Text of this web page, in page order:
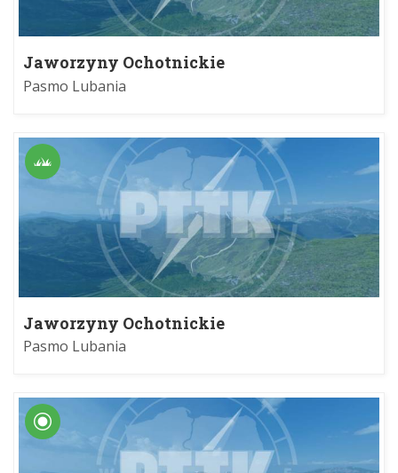
Jaworzyny Ochotnickie
Pasmo Lubania
Jaworzyny Ochotnickie
Pasmo Lubania